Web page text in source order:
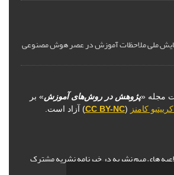
ملی ملاحظات آموزش در عصر هوش مصنوعی
مجله «پژوهش در روش‌های آموزش» بر
کامنز (
CC BY-NC) آزاد است.
های مهم نشریه در خبرنامه نشریه مشترک